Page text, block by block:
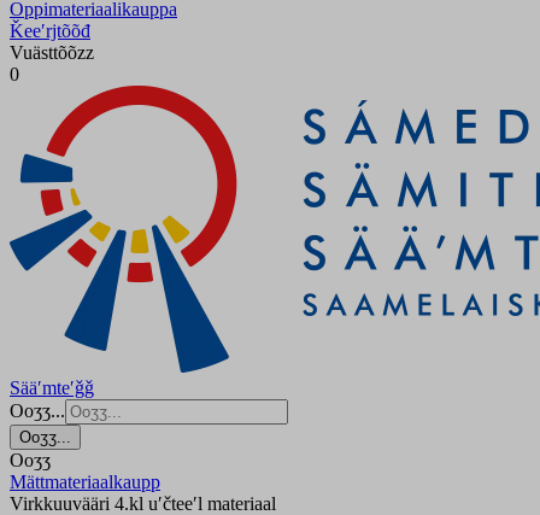
Oppimateriaalikauppa
Ǩeeʹrjtõõđ
Vuästtõõzz
0
Sääʹmteʹǧǧ
Ooʒʒ...
Ooʒʒ...
Ooʒʒ
Mättmateriaalkaupp
Virkkuuvääri 4.kl uʹčteeʹl materiaal